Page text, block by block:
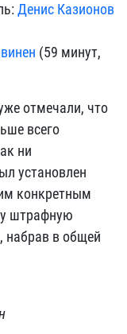
Денис Казионов
(59 минут,
отмечали, что
всего
ни
установлен
конкретным
штрафную
набрав в общей